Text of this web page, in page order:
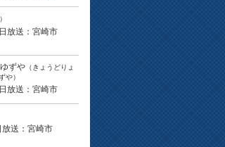
放送：宮崎市
ずや （きょうどりょ
や）
放送：宮崎市
送：宮崎市